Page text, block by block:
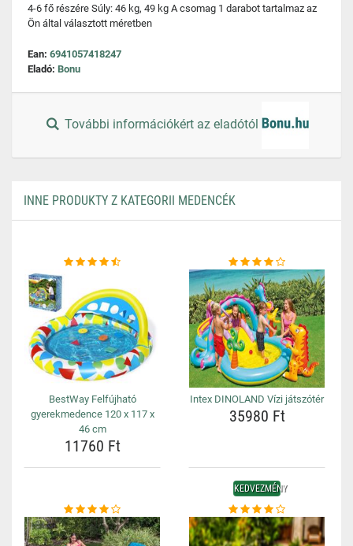
4-6 fő részére Súly: 46 kg, 49 kg A csomag 1 darabot tartalmaz az
Ön által választott méretben
Ean: 6941057418247
Eladó: Bonu
További információkért az eladótól
INNE PRODUKTY Z KATEGORII MEDENCÉK
BestWay Felfújható
gyerekmedence 120 x 117 x
46 cm
11760 Ft
Intex DINOLAND Vízi játszótér
35980 Ft
KEDVEZMÉNY